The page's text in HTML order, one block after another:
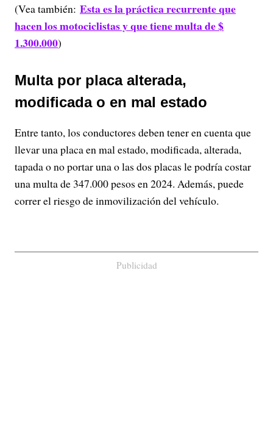
V
e
(Vea también: Esta es la práctica recurrente que
hacen los motociclistas y que tiene multa de $
1.300.000)
Multa por placa alterada,
modificada o en mal estado
Entre tanto, los conductores deben tener en cuenta que
llevar una placa en mal estado, modificada, alterada,
tapada o no portar una o las dos placas le podría costar
una multa de 347.000 pesos en 2024. Además, puede
correr el riesgo de inmovilización del vehículo.
Publicidad